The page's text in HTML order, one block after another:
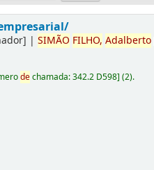
|SIMÃO FILHO, Adalberto
dechamada:342.2 D598](2).